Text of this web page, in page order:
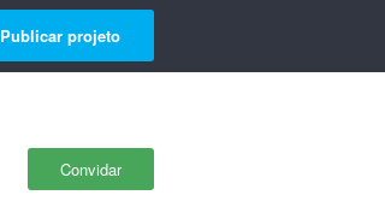
Publicar projeto
Convidar